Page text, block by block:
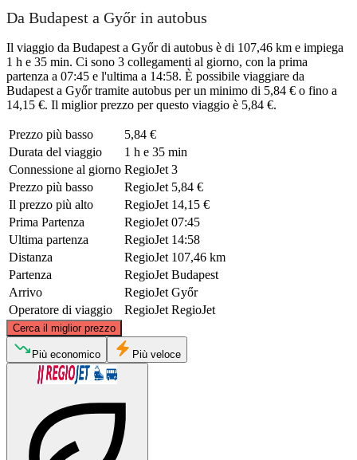
Da Budapest a Győr in autobus
Il viaggio da Budapest a Győr di autobus è di 107,46 km e impiega
1 h e 35 min. Ci sono 3 collegamenti al giorno, con la prima
partenza a 07:45 e l'ultima a 14:58. È possibile viaggiare da
Budapest a Győr tramite autobus per un minimo di 5,84 € o fino a
14,15 €. Il miglior prezzo per questo viaggio è 5,84 €.
Prezzo più basso
5,84 €
Durata del viaggio
1 h e 35 min
Connessione al giorno RegioJet 3
Prezzo più basso
RegioJet 5,84 €
Il prezzo più alto
RegioJet 14,15 €
Prima Partenza
RegioJet 07:45
Ultima partenza
RegioJet 14:58
Distanza
RegioJet 107,46 km
Partenza
RegioJet Budapest
Arrivo
RegioJet Győr
Operatore di viaggio
RegioJet RegioJet
Cerca il miglior prezzo
©CARTO
Più economico Più veloce